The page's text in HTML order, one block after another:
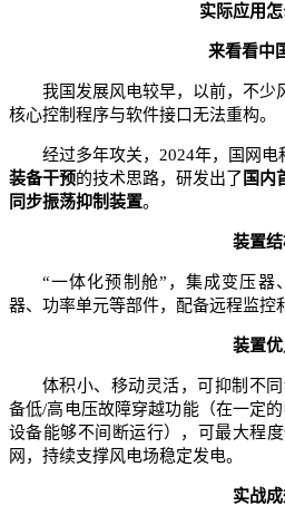
实际应用怎
来看看中
我国发展风电较早，以前，不少
核心控制程序与软件接口无法重构。
经过多年攻关，2024年，国网电
装备干预的技术思路，研发出了 国内
同步振荡抑制装置。
装置
“一体化预制舱”，集成变压器
器、功率单元等部件，配备远程监控
装置
体积小、移动灵活，可抑制不
备低/高电压故障穿越功能（在一定
设备能够不间断运行），可最大程
网，持续支撑风电场稳定发电。
实战